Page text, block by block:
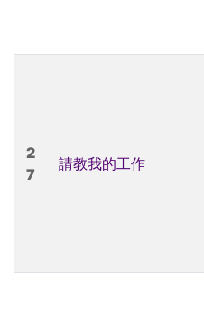
2
7
請教我的工作